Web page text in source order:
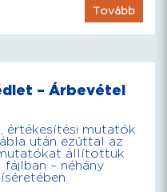
Tovább
– Árbevétel
értékesítési mutatók
után ezúttal az
állítottuk
– néhány